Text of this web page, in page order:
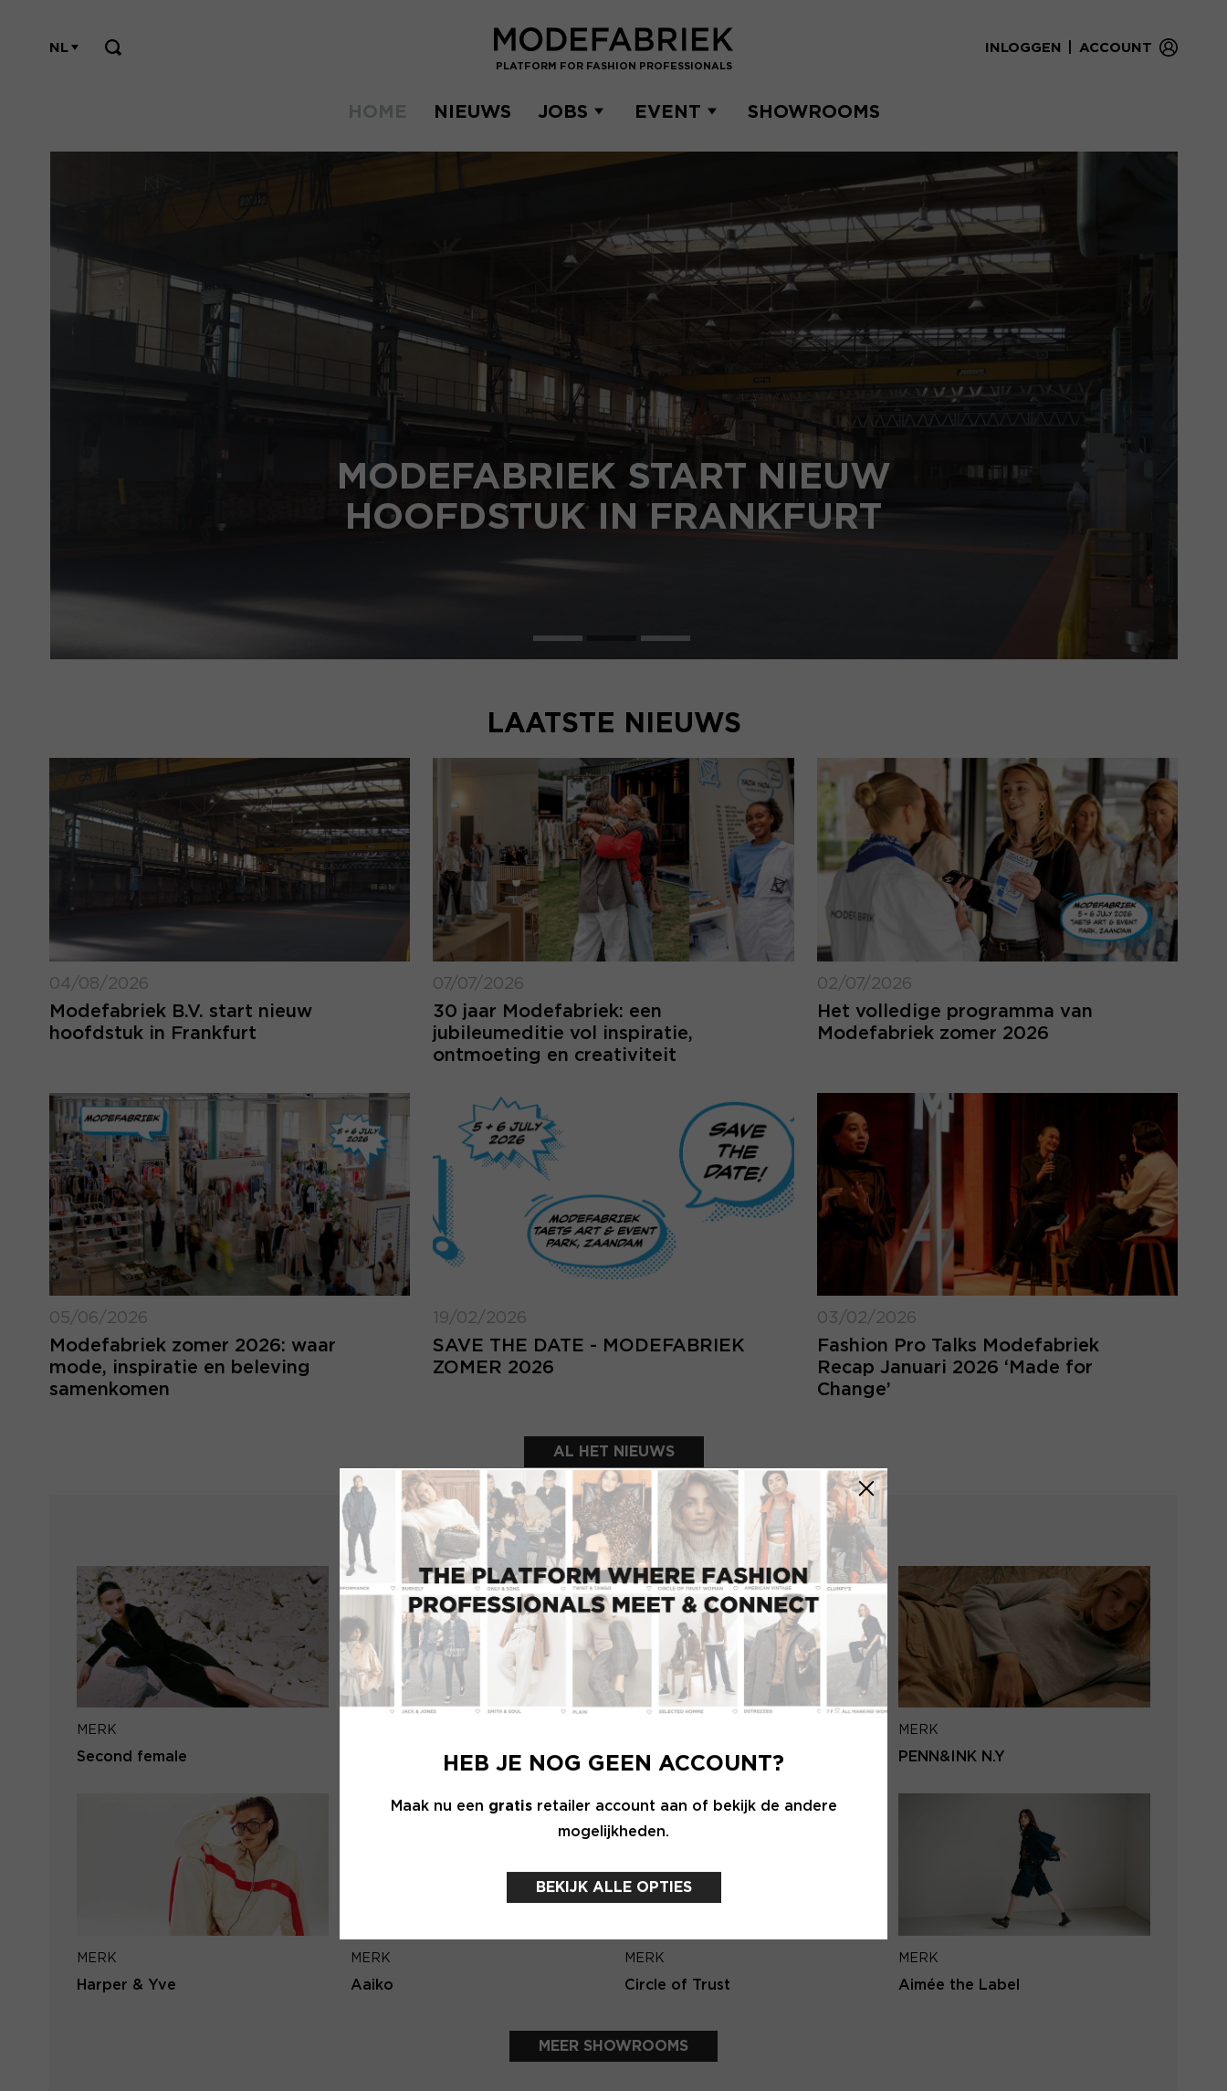
INLOGGEN
E-mailadres
Wachtwoord
LOGIN VERGETEN
Inloggegevens kwijt? Vul het e-mailadres in
dat hoort bij jouw account en klik op
verstuur.
E-mailadres
VERSTUUR
MAAK JE ACCOUNT NU AAN
PLATFORM FOR FASHION PROFESSIONALS
INLOGGEN ACCOUNT
NL
HOME NIEUWS JOBS EVENT SHOWROOMS
HEB JE NOG GEEN ACCOUNT?
Maak nu een gratisretailer account aan of bekijk de andere
mogelijkheden.
BEKIJK ALLE OPTIES
MODEFABRIEK START NIEUW
HOOFDSTUK IN FRANKFURT
LAATSTE NIEUWS
04/08/2026
Modefabriek B.V. start nieuw
hoofdstuk in Frankfurt
07/07/2026
30 jaar Modefabriek: een
jubileumeditie vol inspiratie,
ontmoeting en creativiteit
02/07/2026
Het volledige programma van
Modefabriek zomer 2026
05/06/2026
Modefabriek zomer 2026: waar
mode, inspiratie en beleving
samenkomen
19/02/2026
SAVE THE DATE - MODEFABRIEK
ZOMER 2026
03/02/2026
Fashion Pro Talks Modefabriek
Recap Januari 2026 ‘Made for
Change’
AL HET NIEUWS
UITGELICHTE SHOWROOMS
MERK
Second female Lofty Manner Mos Mosh
MERK
PENN&INK N.Y
MERK
Harper & Yve
MERK
Aaiko
MERK
Circle of Trust
MERK
Aimée the Label
MEER SHOWROOMS